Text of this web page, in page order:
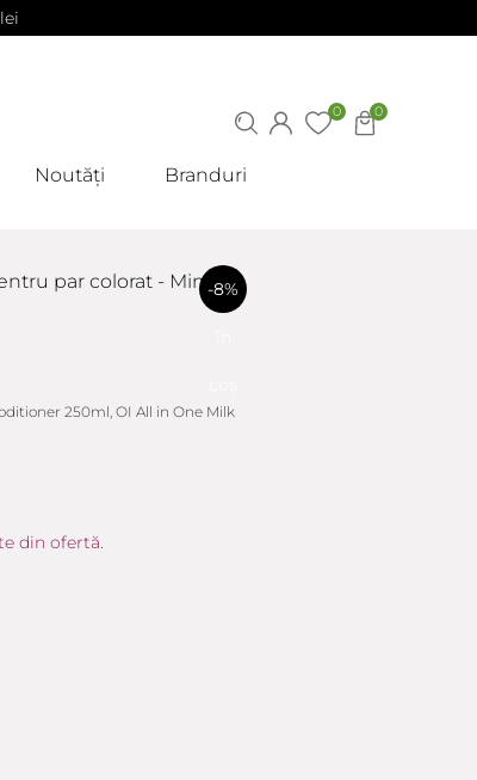
0
0
Noutăți Branduri
par colorat - Minu-8%
250ml, OI All in One Milk
din ofertă.